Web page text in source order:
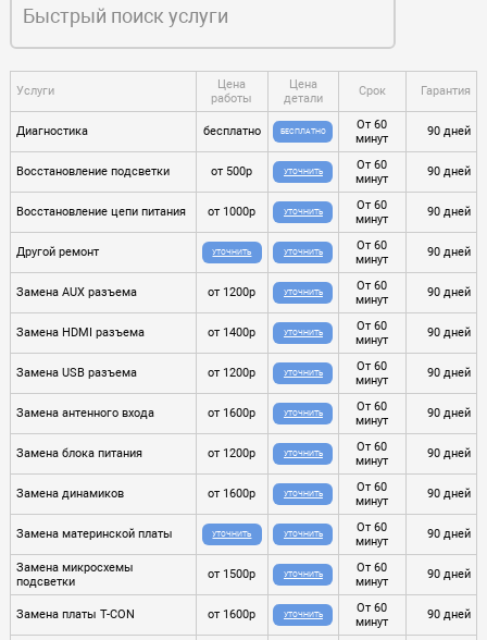
Услуги
Цена
работы
Цена
детали
Срок Гарантия
Диагностика бесплатно БЕСПЛАТНО
От 60
минут
90 дней
Восстановление подсветки от 500р УТОЧНИТЬ
От 60
минут
90 дней
Восстановление цепи питания от 1000р УТОЧНИТЬ
От 60
минут
90 дней
Другой ремонт УТОЧНИТЬ УТОЧНИТЬ
От 60
минут
90 дней
Замена AUX разъема от 1200р УТОЧНИТЬ
От 60
минут
90 дней
Замена HDMI разъема от 1400р УТОЧНИТЬ
От 60
минут
90 дней
Замена USB разъема от 1200р УТОЧНИТЬ
От 60
минут
90 дней
Замена антенного входа от 1600р УТОЧНИТЬ
От 60
минут
90 дней
Замена блока питания от 1200р УТОЧНИТЬ
От 60
минут
90 дней
Замена динамиков от 1600р УТОЧНИТЬ
От 60
минут
90 дней
Замена материнской платы УТОЧНИТЬ УТОЧНИТЬ
От 60
минут
90 дней
Замена микросхемы
подсветки
от 1500р УТОЧНИТЬ
От 60
минут
90 дней
Замена платы T-CON от 1600р УТОЧНИТЬ
От 60
минут
90 дней